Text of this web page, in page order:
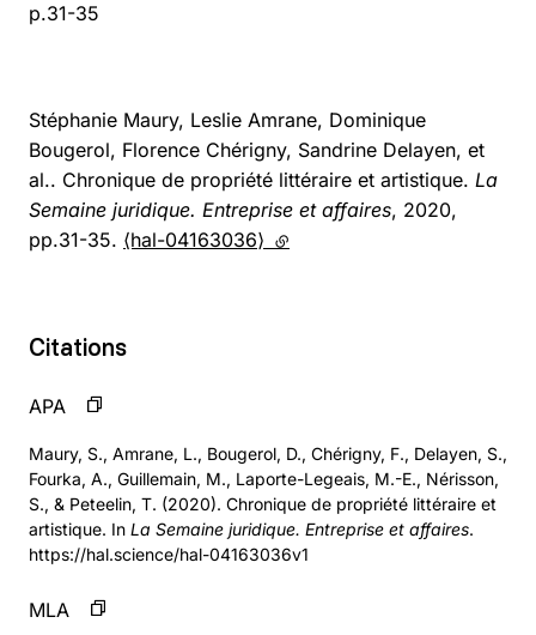
p.31-35
Stéphanie Maury, Leslie Amrane, Dominique
Bougerol, Florence Chérigny, Sandrine Delayen, et
al.. Chronique de propriété littéraire et artistique. La
Semaine juridique. Entreprise et affaires, 2020,
pp.31-35. ⟨hal-04163036⟩ (lien externe)
Citations
APA
Maury, S., Amrane, L., Bougerol, D., Chérigny, F., Delayen, S.,
Fourka, A., Guillemain, M., Laporte-Legeais, M.-E., Nérisson,
S., & Peteelin, T. (2020). Chronique de propriété littéraire et
artistique. In La Semaine juridique. Entreprise et affaires.
https://hal.science/hal-04163036v1
MLA